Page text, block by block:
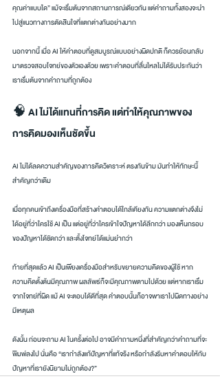
คุณค่าแบบใด” แม้จะเริ่มต้นจากสถานการณ์เดียวกัน แต่คำถามทั้งสองจะนำ
ไปสู่แนวทางการตัดสินใจที่แตกต่างกันอย่างมาก
นอกจากนี้ เมื่อ AI ให้คำตอบที่ดูสมบูรณ์แบบอย่างผิดปกติ ก็ควรย้อนกลับ
มาตรวจสอบโจทย์ของตัวเองด้วย เพราะคำตอบที่ลื่นไหลไม่ได้รับประกันว่า
เราเริ่มต้นจากคำถามที่ถูกต้อง
🧠 AI ไม่ได้แทนที่การคิด แต่ทำให้คุณภาพของ
การคิดมองเห็นชัดขึ้น
AI ไม่ได้ลดความสำคัญของการคิดวิเคราะห์ ตรงกันข้าม มันทำให้ทักษะนี้
สำคัญกว่าเดิม
เมื่อทุกคนเข้าถึงเครื่องมือที่สร้างคำตอบได้ใกล้เคียงกัน ความแตกต่างจึงไม่
ได้อยู่ที่ว่าใครใช้ AI เป็น แต่อยู่ที่ว่าใครเข้าใจปัญหาได้ลึกกว่า มองเห็นกรอบ
ของปัญหาได้ชัดกว่า และตั้งโจทย์ได้แม่นยำกว่า
ท้ายที่สุดแล้ว AI เป็นเพียงเครื่องมือสำหรับขยายความคิดของผู้ใช้ หาก
ความคิดตั้งต้นมีคุณภาพ ผลลัพธ์ก็จะมีคุณภาพตามไปด้วย แต่หากเราเริ่ม
จากโจทย์ที่ผิด แม้ AI จะตอบได้ดีที่สุด คำตอบนั้นก็อาจพาเราไปผิดทางอย่าง
มีเหตุผล
ดังนั้น ก่อนจะถาม AI ในครั้งต่อไป อาจมีคำถามหนึ่งที่สำคัญกว่าคำถามที่จะ
พิมพ์ลงไป นั่นคือ “เรากำลังแก้ปัญหาที่แท้จริง หรือกำลังรีบหาคำตอบให้กับ
ปัญหาที่เรายังนิยามไม่ถูกต้อง?”